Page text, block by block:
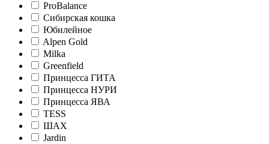
ProBalance
Сибирская кошка
Юбилейное
Alpen Gold
Milka
Greenfield
Принцесса ГИТА
Принцесса НУРИ
Принцесса ЯВА
TESS
ШАХ
Jardin